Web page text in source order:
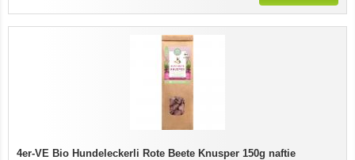
4er-VE Bio Hundeleckerli Rote Beete Knusper 150g naftie